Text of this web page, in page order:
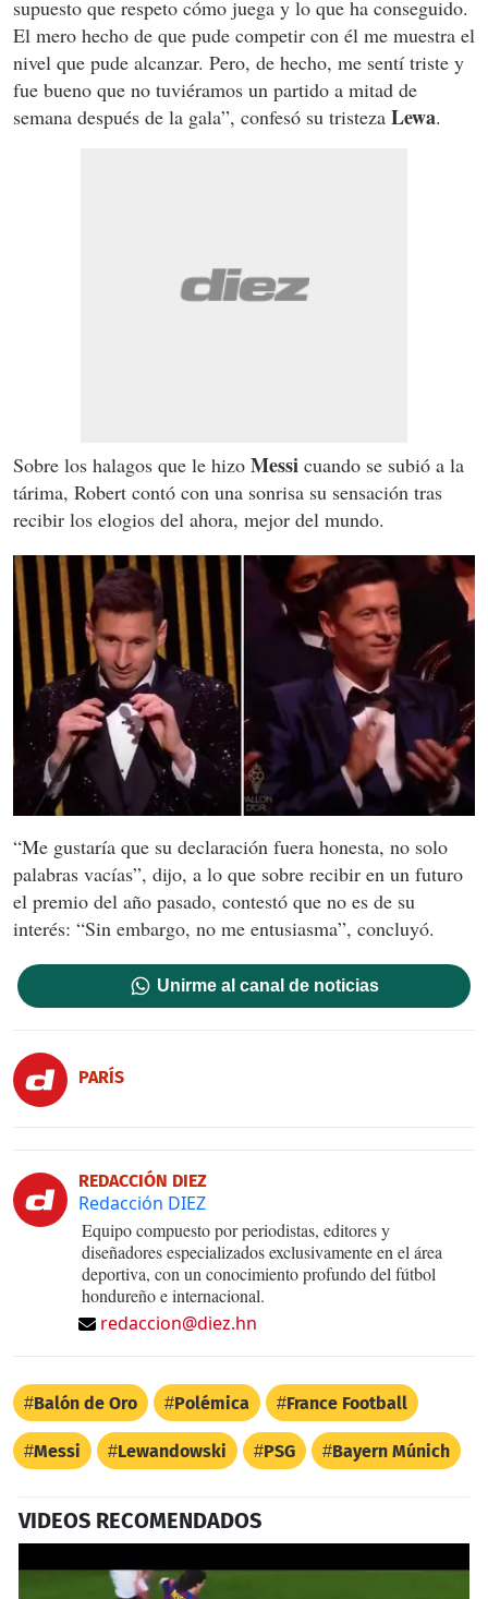
supuesto que respeto cómo juega y lo que ha conseguido.
El mero hecho de que pude competir con él me muestra el
nivel que pude alcanzar. Pero, de hecho, me sentí triste y
fue bueno que no tuviéramos un partido a mitad de
semana después de la gala”, confesó su tristeza Lewa.
Sobre los halagos que le hizo Messi cuando se subió a la
tárima, Robert contó con una sonrisa su sensación tras
recibir los elogios del ahora, mejor del mundo.
“Me gustaría que su declaración fuera honesta, no solo
palabras vacías”, dijo, a lo que sobre recibir en un futuro
el premio del año pasado, contestó que no es de su
interés: “Sin embargo, no me entusiasma”, concluyó.
Unirme al canal de noticias
PARÍS
REDACCIÓN DIEZ
Redacción DIEZ
Equipo compuesto por periodistas, editores y
diseñadores especializados exclusivamente en el área
deportiva, con un conocimiento profundo del fútbol
hondureño e internacional.
redaccion@diez.hn
Balón de Oro Polémica France Football
Messi Lewandowski PSG Bayern Múnich
VIDEOS RECOMENDADOS